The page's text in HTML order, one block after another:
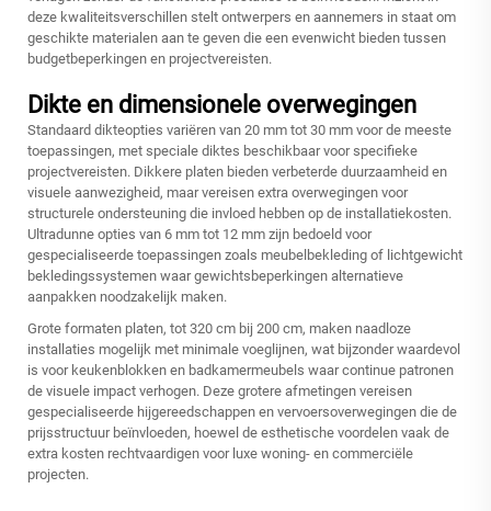
deze kwaliteitsverschillen stelt ontwerpers en aannemers in staat om
geschikte materialen aan te geven die een evenwicht bieden tussen
budgetbeperkingen en projectvereisten.
Dikte en dimensionele overwegingen
Standaard dikteopties variëren van 20 mm tot 30 mm voor de meeste
toepassingen, met speciale diktes beschikbaar voor specifieke
projectvereisten. Dikkere platen bieden verbeterde duurzaamheid en
visuele aanwezigheid, maar vereisen extra overwegingen voor
structurele ondersteuning die invloed hebben op de installatiekosten.
Ultradunne opties van 6 mm tot 12 mm zijn bedoeld voor
gespecialiseerde toepassingen zoals meubelbekleding of lichtgewicht
bekledingssystemen waar gewichtsbeperkingen alternatieve
aanpakken noodzakelijk maken.
Grote formaten platen, tot 320 cm bij 200 cm, maken naadloze
installaties mogelijk met minimale voeglijnen, wat bijzonder waardevol
is voor keukenblokken en badkamermeubels waar continue patronen
de visuele impact verhogen. Deze grotere afmetingen vereisen
gespecialiseerde hijgereedschappen en vervoersoverwegingen die de
prijsstructuur beïnvloeden, hoewel de esthetische voordelen vaak de
extra kosten rechtvaardigen voor luxe woning- en commerciële
projecten.